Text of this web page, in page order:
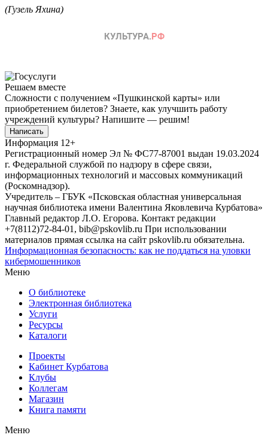
(Гузель Яхина)
Решаем вместе
Сложности с получением «Пушкинской карты» или
приобретением билетов? Знаете, как улучшить работу
учреждений культуры? Напишите — решим!
Написать
Информация 12+
Регистрационный номер Эл № ФС77-87001 выдан 19.03.2024
г. Федеральной службой по надзору в сфере связи,
информационных технологий и массовых коммуникаций
(Роскомнадзор).
Учредитель – ГБУК «Псковская областная универсальная
научная библиотека имени Валентина Яковлевича Курбатова»
Главный редактор Л.О. Егорова. Контакт редакции
+7(8112)72-84-01, bib@pskovlib.ru При использовании
материалов прямая ссылка на сайт pskovlib.ru обязательна.
Информационная безопасность: как не поддаться на уловки
кибермошенников
Меню
О библиотеке
Электронная библиотека
Услуги
Ресурсы
Каталоги
Проекты
Кабинет Курбатова
Клубы
Коллегам
Магазин
Книга памяти
Меню